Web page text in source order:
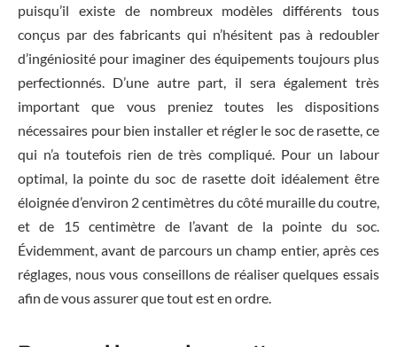
puisqu’il existe de nombreux modèles différents tous
conçus par des fabricants qui n’hésitent pas à redoubler
d’ingéniosité pour imaginer des équipements toujours plus
perfectionnés. D’une autre part, il sera également très
important que vous preniez toutes les dispositions
nécessaires pour bien installer et régler le soc de rasette, ce
qui n’a toutefois rien de très compliqué. Pour un labour
optimal, la pointe du soc de rasette doit idéalement être
éloignée d’environ 2 centimètres du côté muraille du coutre,
et de 15 centimètre de l’avant de la pointe du soc.
Évidemment, avant de parcours un champ entier, après ces
réglages, nous vous conseillons de réaliser quelques essais
afin de vous assurer que tout est en ordre.